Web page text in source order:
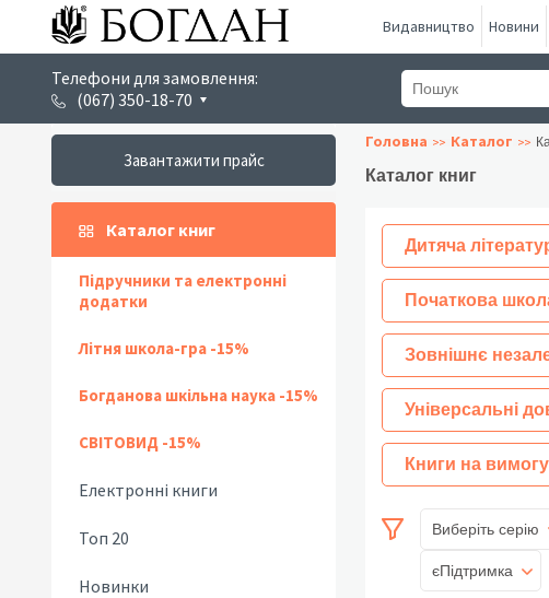
Видавництво Новини
Телефони для замовлення:
(067) 350-18-70
Завантажити прайс
Каталог книг
Підручники та електронні
додатки
Літня школа-гра -15%
Богданова шкільна наука -15%
СВІТОВИД -15%
Електронні книги
Топ 20
Новинки
Головна Каталог
Каталог книг
Дитяча
Початкова
Зовнішнє
Універсальні
Книги на вимогу
Виберіть серію
єПідтримка